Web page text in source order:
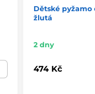
Dětské pyžamo
žlutá
2 dny
474 Kč